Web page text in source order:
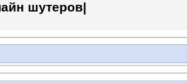
шутеров|